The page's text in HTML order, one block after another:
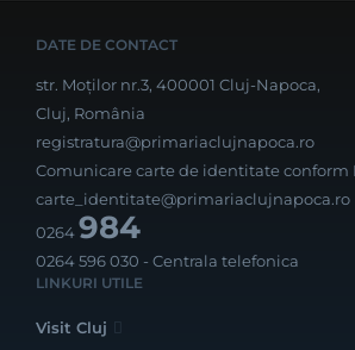
DATE DE CONTACT
str. Moților nr.3, 400001 Cluj-Napoca,
Cluj, România
registratura@primariaclujnapoca.ro
Comunicare carte de identitate conform
carte_identitate@primariaclujnapoca.ro
0264984
0264 596 030 - Centrala telefonica
LINKURI UTILE
Visit Cluj